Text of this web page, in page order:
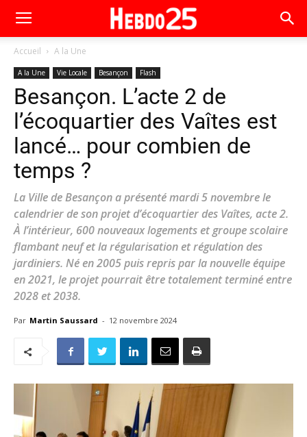
Accueil A la Une
A la Une Vie Locale Besançon Flash
Besançon. L’acte 2 de
l’écoquartier des Vaîtes est
lancé… pour combien de
temps ?
La Ville de Besançon a présenté mardi 5 novembre le
calendrier de son projet d’écoquartier des Vaîtes, acte 2.
À l’intérieur, 600 nouveaux logements et groupe scolaire
flambant neuf et la régularisation et régulation des
jardiniers. Né en 2005 puis repris par la nouvelle équipe
en 2021, le projet pourrait être totalement terminé entre
2028 et 2038.
Par Martin Saussard - 12 novembre 2024